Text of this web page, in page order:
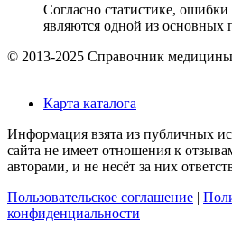
Согласно статистике, ошибки
являются одной из основных
© 2013-2025 Справочник медицины
Карта каталога
Информация взята из публичных
сайта не имеет отношения к
авторами, и не несёт за них
Пользовательское соглашение
конфиденциальности